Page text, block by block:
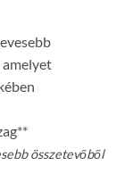
összetevőből